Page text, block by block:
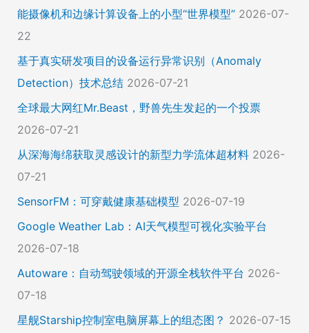
能摄像机和边缘计算设备上的小型“世界模型” 2026-07-
22
基于真实研发项目的设备运行异常识别（Anomaly
Detection）技术总结 2026-07-21
全球最大网红Mr.Beast，野兽先生发起的一个投票
2026-07-21
从深海海绵获取灵感设计的新型力学流体超材料 2026-
07-21
SensorFM：可穿戴健康基础模型 2026-07-19
Google Weather Lab：AI天气模型可视化实验平台
2026-07-18
Autoware：自动驾驶领域的开源全栈软件平台 2026-
07-18
星舰Starship控制室电脑屏幕上的组态图？ 2026-07-15